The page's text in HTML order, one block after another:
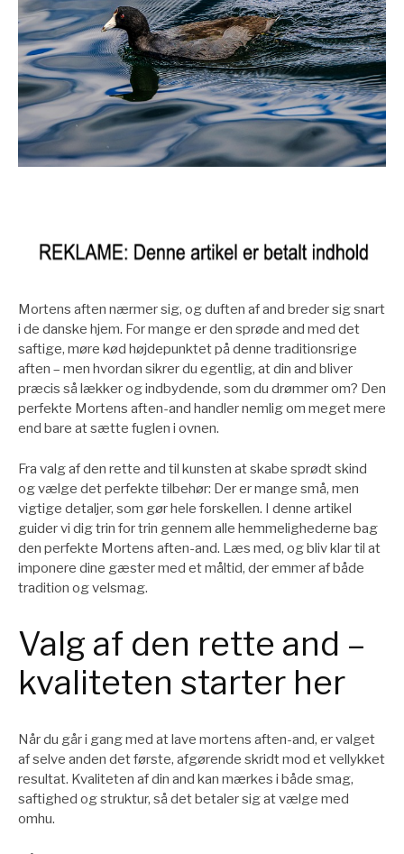
Mortens aften nærmer sig, og duften af and breder sig snart
i de danske hjem. For mange er den sprøde and med det
saftige, møre kød højdepunktet på denne traditionsrige
aften – men hvordan sikrer du egentlig, at din and bliver
præcis så lækker og indbydende, som du drømmer om? Den
perfekte Mortens aften-and handler nemlig om meget mere
end bare at sætte fuglen i ovnen.
Fra valg af den rette and til kunsten at skabe sprødt skind
og vælge det perfekte tilbehør: Der er mange små, men
vigtige detaljer, som gør hele forskellen. I denne artikel
guider vi dig trin for trin gennem alle hemmelighederne bag
den perfekte Mortens aften-and. Læs med, og bliv klar til at
imponere dine gæster med et måltid, der emmer af både
tradition og velsmag.
Valg af den rette and –
kvaliteten starter her
Når du går i gang med at lave mortens aften-and, er valget
af selve anden det første, afgørende skridt mod et vellykket
resultat. Kvaliteten af din and kan mærkes i både smag,
saftighed og struktur, så det betaler sig at vælge med
omhu.